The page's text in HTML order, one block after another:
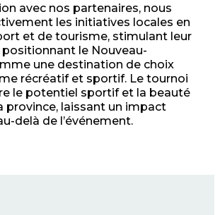
avec nos partenaires, nous
les initiatives locales en
et de tourisme, stimulant leur
le Nouveau-
une destination de choix
récréatif et sportif. Le tournoi
le potentiel sportif et la beauté
province, laissant un impact
delà de l’événement.